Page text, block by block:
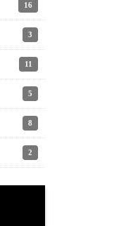
16
3
11
5
8
2